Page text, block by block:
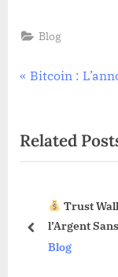
Blog
l’article
P
v
i
s
Bitcoin :
Related
Trust
l’Argent
Dévoilées !
Blog
prev